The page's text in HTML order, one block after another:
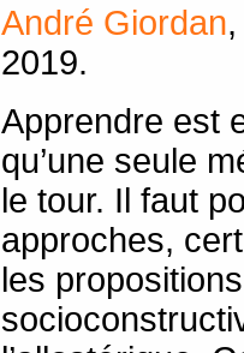
André Giordan
2019.
Apprendre est
qu’une seule
le tour. Il faut
approches,
les